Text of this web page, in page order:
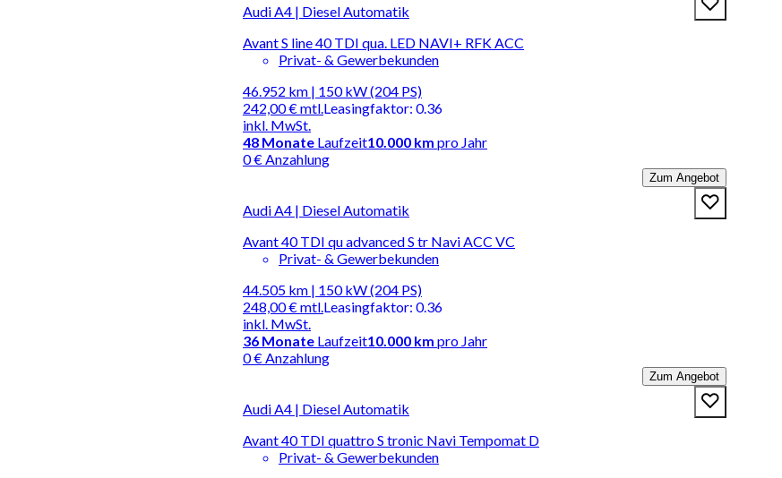
Audi A4 | Diesel Automatik
Avant S line 40 TDI qua. LED NAVI+ RFK ACC
Privat- & Gewerbekunden
46.952 km | 150 kW (204 PS)
242,00 €mtl.
inkl. MwSt.
Leasingfaktor: 0.36
48 Monate Laufzeit10.000 km pro Jahr
0 € Anzahlung
Zum Angebot
Audi A4 | Diesel Automatik
Avant 40 TDI qu advanced S tr Navi ACC VC
Privat- & Gewerbekunden
44.505 km | 150 kW (204 PS)
248,00 €mtl.
inkl. MwSt.
Leasingfaktor: 0.36
36 Monate Laufzeit10.000 km pro Jahr
0 € Anzahlung
Zum Angebot
Audi A4 | Diesel Automatik
Avant 40 TDI quattro S tronic Navi Tempomat D
Privat- & Gewerbekunden